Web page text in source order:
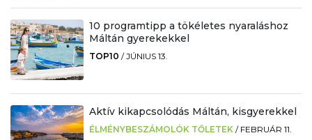
10 programtipp a tökéletes nyaraláshoz
Máltán gyerekekkel
TOP10 /JÚNIUS 13.
Aktív kikapcsolódás Máltán, kisgyerekkel
ÉLMÉNYBESZÁMOLÓK TŐLETEK / FEBRUÁR 11.